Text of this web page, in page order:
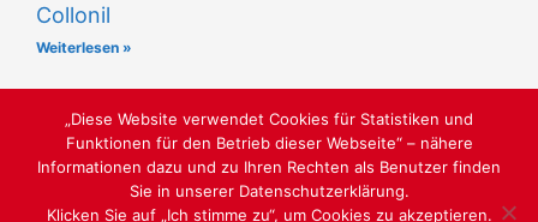
Collonil
Weiterlesen »
JUNGE MODE & KIDZ / LUST AUF SCHÖNE SCHUHE
„Diese Website verwendet Cookies für Statistiken und
Funktionen für den Betrieb dieser Webseite“ – nähere
Informationen dazu und zu Ihren Rechten als Benutzer finden
Sie in unserer Datenschutzerklärung.
Klicken Sie auf „Ich stimme zu“, um Cookies zu akzeptieren.